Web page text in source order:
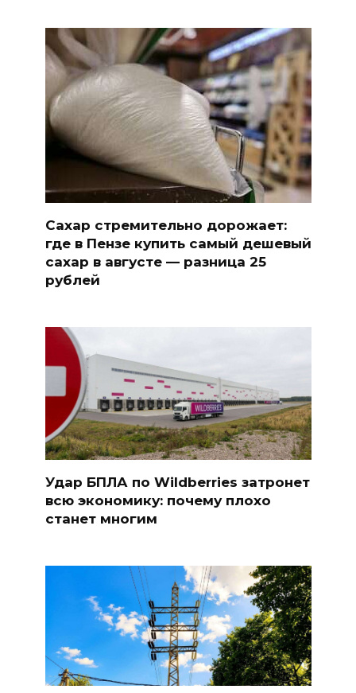
Сахар стремительно дорожает:
где в Пензе купить самый дешевый
сахар в августе — разница 25
рублей
Удар БПЛА по Wildberries затронет
всю экономику: почему плохо
станет многим